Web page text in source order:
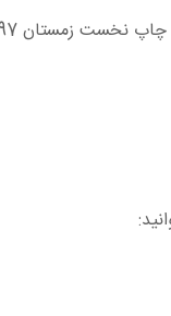
نخست زمستان 1397